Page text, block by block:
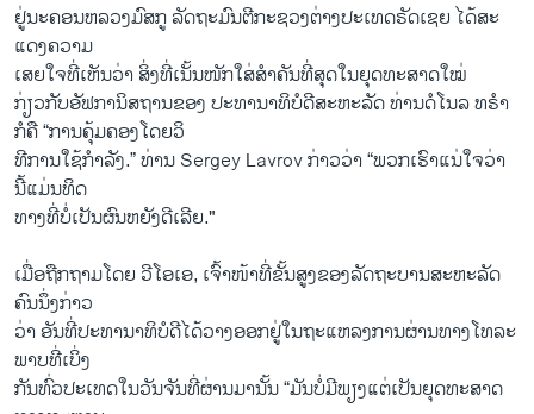
ພາສາຕ່າງໆ
ຢູ່​ນະຄອນຫລວງ​ມົສກູ ລັດຖະມົນຕີ​ກະຊວງ​ຕ່າງປະ​ເທດຣັດ​ເຊຍ ​ໄດ້​ສະ​
ແດງ​ຄວາມ
​ເສຍ​ໃຈ​ທີ່​ເຫັນວ່າ ​ສິ່ງ​ທີ່​ເນັ້ນ​ໜັກ​ໃສ່​ສຳຄັນ​ທີ່​ສຸດ​ໃນຍຸດ​ທະ​ສາດ​ໃໝ່
ກ່ຽວກັບ​ອັຟກາ​ນິສຖານຂອງ ປະທານາທິບໍດີ​ສະຫະລັດ ທ່ານ​ດໍ​ໂນ​ລ ທຣໍາ
ກໍ​ຄື “ການ​ຄຸ້ມ​ຄອງ​ໂດຍ​ວິ
ທີການ​ໃຊ້​ກຳລັງ.” ທ່ານ Sergey Lavrov ກ່າວ​ວ່າ “ພວກ​ເຮົາ​ແນ່​ໃຈວ່າ​
ນີ້​ແມ່ນທິດ​
ທາງ​ທີ່​ບໍ່ເປັນ​ຜົນ​ຫຍັງ​ດີເລີຍ."
ເມື່ອຖືກ​ຖາມ​ໂດຍ ວີ​ໂອ​ເອ, ​ເຈົ້າ​ໜ້າ​ທີ່​ຂັ້ນ​ສູງ​ຂອງ​ລັດຖະບານສະຫະລັດ​
ຄົນ​ນຶ່ງ​ກ່າວ
​ວ່າ ອັນ​ທີ່​ປະທານາທິບໍດີ​ໄດ້​ວາງອອກ​ຢູ່ໃນ​ຖະ​ແຫລ​ງການ​ຜ່ານ​ທາງໂທລະ​
ພາບທີ່ເບິ່ງ
ກັນທົ່ວປະ​ເທດໃນ​ວັນ​ຈັນທີ່ຜ່ານ​ມານັ້ນ “ມັນບໍ່ມີ​ພຽງ​ແຕ່​ເປັນ​ຍຸດ​ທະ​ສາດ​